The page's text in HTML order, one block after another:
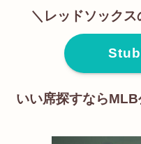
＼レッドソック
いい席探すならMLB